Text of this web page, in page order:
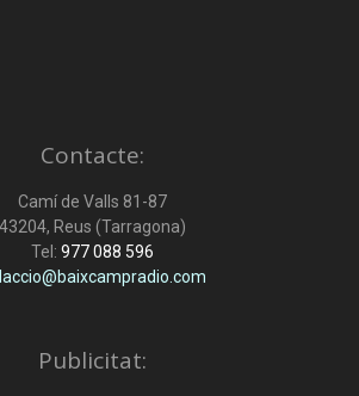
Contacte:
Camí de Valls 81-87
43204, Reus (Tarragona)
Tel: 977 088 596
Publicitat: